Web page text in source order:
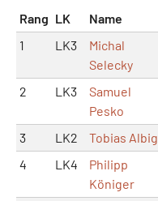
Rang LK Name
1
LK3
Michal
Selecky
2 LK3
Samuel
Pesko
3 LK2 Tobias Albig
4
LK4
Philipp
Königer